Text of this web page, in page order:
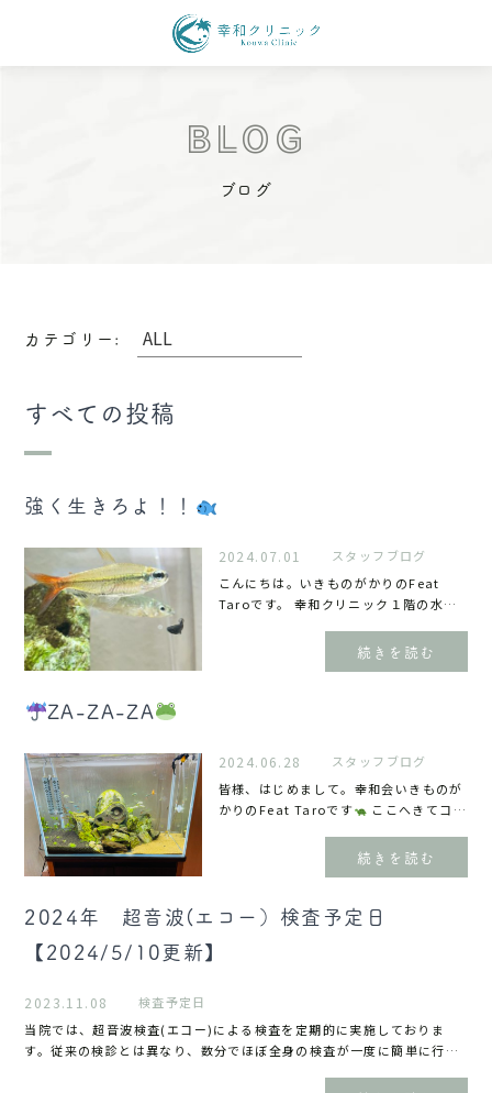
BLOG
ブログ
カテゴリー:
すべての投稿
強く生きろよ！！
2024.07.01
スタッフブログ
こんにちは。いきものがかりのFeat
Taroです。 幸和クリニック１階の水槽
』の紹介です。日本へ輸入される
続きを読む
ZA-ZA-ZA
2024.06.28
スタッフブログ
皆様、はじめまして。幸和会いきものが
かりのFeat Taroです
ここへきてコロ
十分に注意して
続きを読む
2024年 超音波(エコー）検査予定日
【2024/5/10更新】
2023.11.08
検査予定日
当院では、超音波検査(エコー)による検査を定期的に実施しておりま
す。従来の検診とは異なり、数分でほぼ全身の検査が一度に簡単に行う